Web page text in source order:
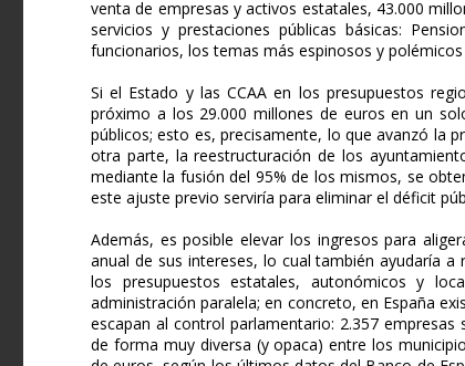
venta de empresas y activos estatales, 43.000
servicios y prestaciones públicas básicas:
funcionarios, los temas más espinosos y
Si el Estado y las CCAA en los presupuestos
próximo a los 29.000 millones de euros en un
públicos; esto es, precisamente, lo que avanzó la
otra parte, la reestructuración de los
mediante la fusión del 95% de los mismos, se
este ajuste previo serviría para eliminar el déficit
Además, es posible elevar los ingresos para
anual de sus intereses, lo cual también ayudaría
los presupuestos estatales, autonómicos y
administración paralela; en concreto, en España
escapan al control parlamentario: 2.357
de forma muy diversa (y opaca) entre los